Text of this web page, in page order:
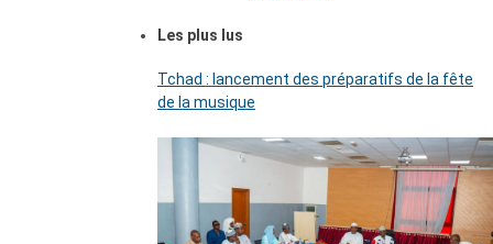
Les plus lus
Tchad : lancement des préparatifs de la fête
de la musique